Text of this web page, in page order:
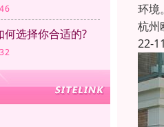
选择你合适的?
环境
杭州
22-